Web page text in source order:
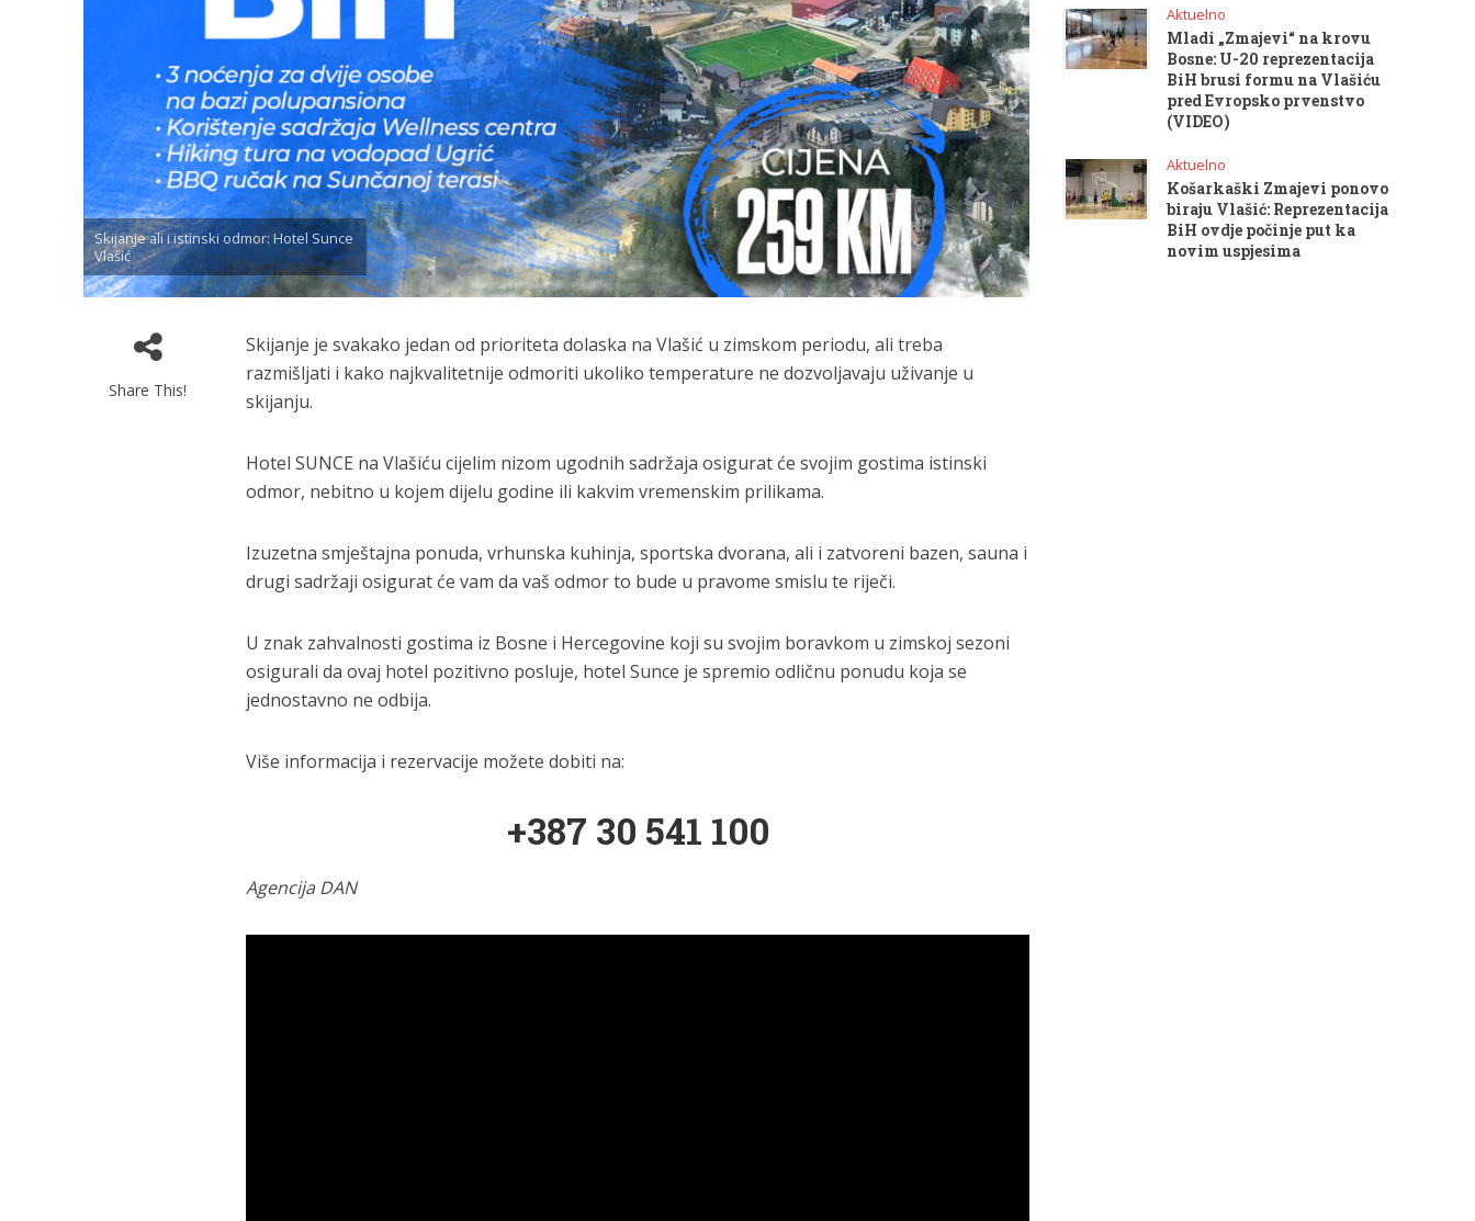
Skijanje ali i istinski odmor: Hotel Sunce
Vlašić
Share This!
Skijanje je svakako jedan od prioriteta dolaska na Vlašić u zimskom periodu, ali treba
razmišljati i kako najkvalitetnije odmoriti ukoliko temperature ne dozvoljavaju uživanje u
skijanju.
Hotel SUNCE na Vlašiću cijelim nizom ugodnih sadržaja osigurat će svojim gostima istinski
odmor, nebitno u kojem dijelu godine ili kakvim vremenskim prilikama.
Izuzetna smještajna ponuda, vrhunska kuhinja, sportska dvorana, ali i zatvoreni bazen, sauna i
drugi sadržaji osigurat će vam da vaš odmor to bude u pravome smislu te riječi.
U znak zahvalnosti gostima iz Bosne i Hercegovine koji su svojim boravkom u zimskoj sezoni
osigurali da ovaj hotel pozitivno posluje, hotel Sunce je spremio odličnu ponudu koja se
jednostavno ne odbija.
Više informacija i rezervacije možete dobiti na:
+387 30 541 100
Agencija DAN
Aktuelno
Mladi „Zmajevi“ na krovu
Bosne: U-20 reprezentacija
BiH brusi formu na Vlašiću
pred Evropsko prvenstvo
(VIDEO)
Aktuelno
Košarkaški Zmajevi ponovo
biraju Vlašić: Reprezentacija
BiH ovdje počinje put ka
novim uspjesima